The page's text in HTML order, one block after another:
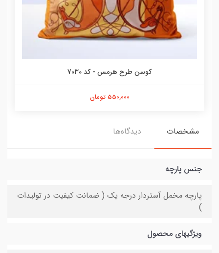
کوسن طرح هرمس - کد 7030
550,000 تومان
مشخصات دیدگاه‌ها
جنس پارچه
پارچه مخمل آستردار درجه یک ( ضمانت کیفیت در تولیدات
)
ویژگیهای محصول